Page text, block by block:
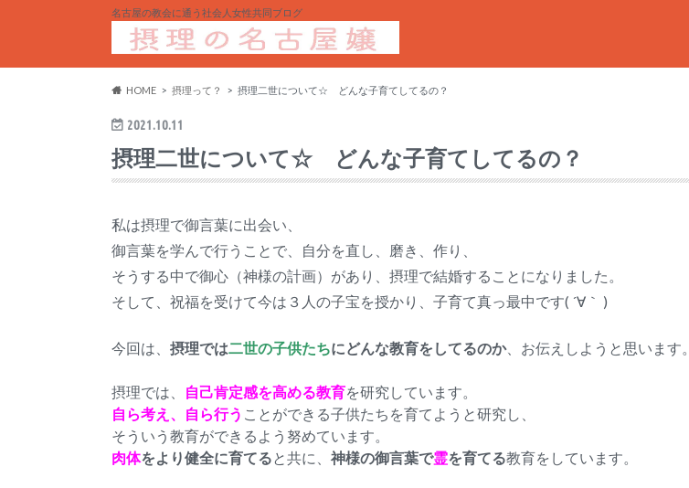
名古屋の教会に通う社会人女性共同ブログ
HOME 摂理って？ 摂理二世について☆ どんな子育てしてるの？
2021.10.11
摂理二世について☆ どんな子育てしてるの？
私は摂理で御言葉に出会い、
御言葉を学んで行うことで、自分を直し、磨き、作り、
そうする中で御心（神様の計画）があり、摂理で結婚することになりました。
そして、祝福を受けて今は３人の子宝を授かり、子育て真っ最中です( ´∀｀ )
今回は、 摂理では二世の子供たちにどんな教育をしてるのか、お伝えしようと思います。
摂理では、 自己肯定感を高める教育を研究しています。
自ら考え、自ら行う ことができる子供たちを育てようと研究し、
そういう教育ができるよう努めています。
肉体をより健全に育てると共に、 神様の御言葉で霊を育てる教育をしています。